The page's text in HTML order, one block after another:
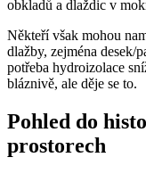
obkladů a dlaždic v
Někteří však mohou
dlažby, zejména desek/
potřeba hydroizolace
bláznivě, ale děje se to.
Pohled do
prostorech